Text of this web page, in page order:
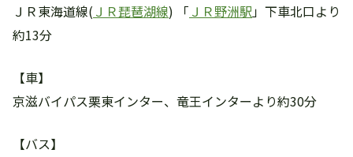
ＪＲ東海道線( ＪＲ琵琶湖線) 「 ＪＲ野洲駅」下車北口より
約13分
【車】
京滋バイパス栗東インター、竜王インターより約30分
【バス】